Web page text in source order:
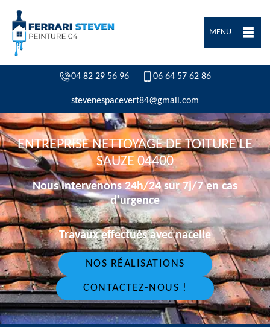
MENU
04 82 29 56 96 06 64 57 62 86
stevenespacevert84@gmail.com
ENTREPRISE NETTOYAGE DE TOITURE LE
SAUZE 04400
Nous intervenons 24h/24 sur 7j/7 en cas
d'urgence
Travaux effectués avec nacelle
NOS RÉALISATIONS
CONTACTEZ-NOUS !